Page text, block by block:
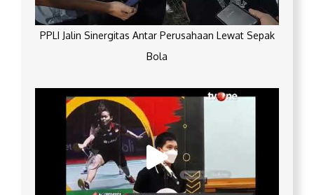
PPLI Jalin Sinergitas Antar Perusahaan Lewat Sepak
Bola